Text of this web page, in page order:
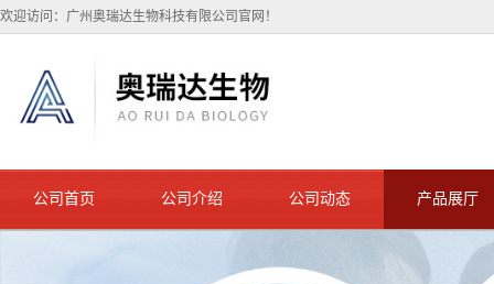
欢迎访问：广州奥瑞达生物科技有限公司官网！
公司首页 公司介绍 公司动态 产品展厅